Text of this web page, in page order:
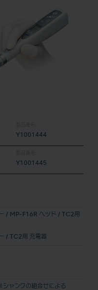
Y1001444
Y1001445
/ MP-F16R ヘッド / TC2用
/ TC2用 充電器
シャンクの組合せによる